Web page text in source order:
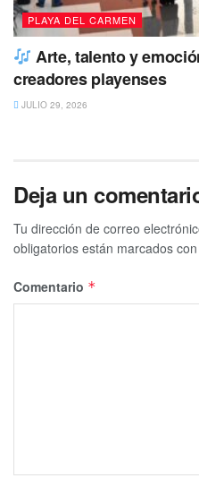
PLAYA DEL CARMEN
Arte, talento y
creadores playenses
JULIO 29, 2026
Deja un
Tu dirección de correo
obligatorios están marcados con
Comentario *